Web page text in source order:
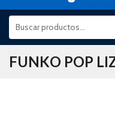
FUNKO POP